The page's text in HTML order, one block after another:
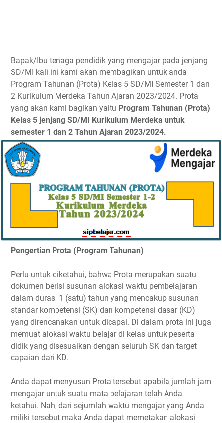
Bapak/Ibu tenaga pendidik yang mengajar pada jenjang
SD/MI kali ini kami akan membagikan untuk anda
Program Tahunan (Prota) Kelas 5 SD/MI Semester 1 dan
2 Kurikulum Merdeka Tahun Ajaran 2023/2024. Prota
yang akan kami bagikan yaitu Program Tahunan (Prota)
Kelas 5 jenjang SD/MI Kurikulum Merdeka untuk
semester 1 dan 2 Tahun Ajaran 2023/2024.
Pengertian Prota (Program Tahunan)
Perlu untuk diketahui, bahwa Prota merupakan suatu
dokumen berisi susunan alokasi waktu pembelajaran
dalam durasi 1 (satu) tahun yang mencakup susunan
standar kompetensi (SK) dan kompetensi dasar (KD)
yang direncanakan untuk dicapai. Di dalam prota ini juga
memuat alokasi waktu belajar di kelas untuk peserta
didik yang disesuaikan dengan seluruh SK dan target
capaian dari KD.
Anda dapat menyusun Prota tersebut apabila jumlah jam
mengajar untuk suatu mata pelajaran telah Anda
ketahui. Nah, dari sejumlah waktu mengajar yang Anda
miliki tersebut maka Anda dapat memetakan alokasi